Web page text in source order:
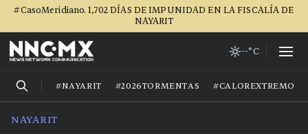
#CasoMeridiano. 1,702 DÍAS DE IMPUNIDAD EN LA FISCALÍA DE
NAYARIT
--°C
#NAYARIT #2026TORMENTAS #CALOREXTREMO
NAYARIT